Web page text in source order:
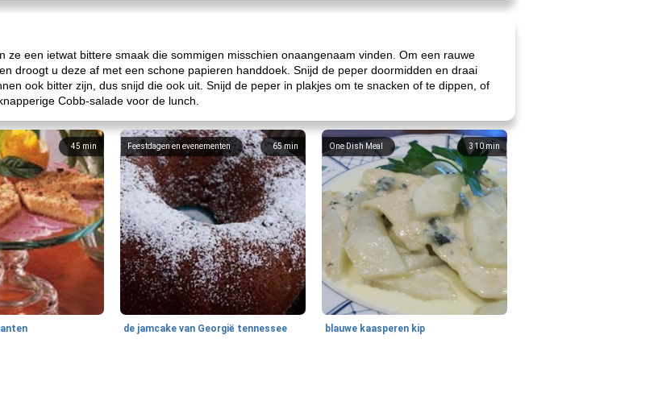
ze een ietwat bittere smaak die sommigen misschien onaangenaam vinden. Om een ​​rauwe
droogt u deze af met een schone papieren handdoek. Snijd de peper doormidden en draai
ook bitter zijn, dus snijd die ook uit. Snijd de peper in plakjes om te snacken of te dippen, of
Cobb-salade voor de lunch.
45 min 65min
Feestdagen en evenementen
de jamcake van Georgië tennessee
310 min
One Dish Meal
blauwe kaasperen kip